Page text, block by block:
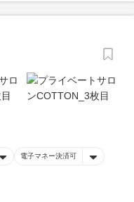
電子マネー決済可